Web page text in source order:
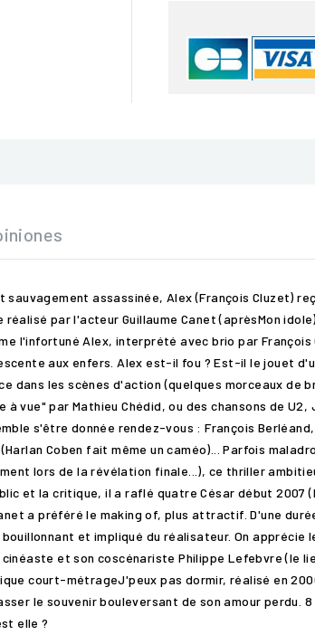
assassinée, Alex (François Cluzet)
par l'acteur Guillaume Canet (aprèsMon
l'infortuné Alex, interprété avec brio par
aux enfers. Alex est-il fou ? Est-il le jouet
dans les scènes d'action (quelques morceaux de
vue" par Mathieu Chédid, ou des chansons de
s'être donnée rendez-vous : François
Coben fait même un caméo)... Parfois
lors de la révélation finale...), ce thriller
et la critique, il a raflé quatre César début 2007
a préféré le making of, plus attractif. D'une
et impliqué du réalisateur. On apprécie
et son coscénariste Philippe Lefebvre (le
court-métrageJ'peux pas dormir, réalisé en
le souvenir bouleversant de son amour perdu.
elle ?